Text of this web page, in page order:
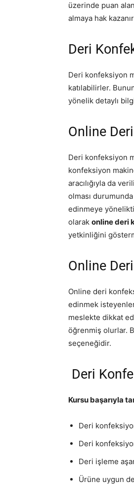
üzerinde puan
almaya hak
Deri
Deri konfeksiyon
katılabilirler.
yönelik detaylı
Online
Deri konfeksiyon
konfeksiyon
aracılığıyla da
olması
edinmeye
olarak online deri
yetkinliğini
Online
Online deri
edinmek
meslekte dikkat
öğrenmiş olurlar.
seçeneğidir.
Deri
Kursu başarıyla
Deri
Deri
Deri işleme
Ürüne uygun